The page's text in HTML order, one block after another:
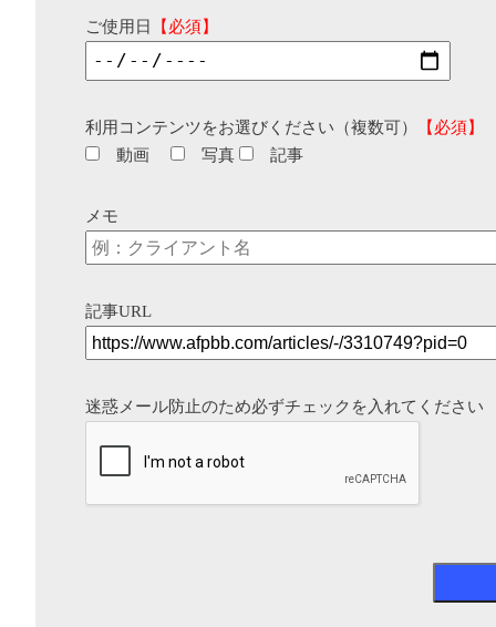
ご使用日 【必須】
利用コンテンツをお選びください（複数可）
【必須】
動画
写真 記事
メモ
記事URL
迷惑メール防止のため必ずチェックを入れてください